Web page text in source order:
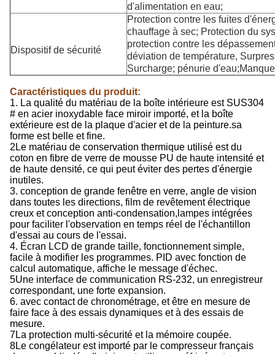
d'alimentation en eau;
Dispositif de sécurité
Protection contre les fuites
chauffage à sec; Protection du
protection contre les
déviation de température,
Surcharge; pénurie
Caractéristiques du produit:
1. La qualité du matériau de la boîte intérieure est SUS304
# en acier inoxydable face miroir importé, et la boîte
extérieure est de la plaque d'acier et de la peinture.sa
forme est belle et fine.
2Le matériau de conservation thermique utilisé est du
coton en fibre de verre de mousse PU de haute intensité et
de haute densité, ce qui peut éviter des pertes d'énergie
inutiles.
3. conception de grande fenêtre en verre, angle de vision
dans toutes les directions, film de revêtement électrique
creux et conception anti-condensation,lampes intégrées
pour faciliter l'observation en temps réel de l'échantillon
d'essai au cours de l'essai.
4. Écran LCD de grande taille, fonctionnement simple,
facile à modifier les programmes. PID avec fonction de
calcul automatique, affiche le message d'échec.
5Une interface de communication RS-232, un enregistreur
correspondant, une forte expansion.
6. avec contact de chronométrage, et être en mesure de
faire face à des essais dynamiques et à des essais de
mesure.
7La protection multi-sécurité et la mémoire coupée.
8Le congélateur est importé par le compresseur français